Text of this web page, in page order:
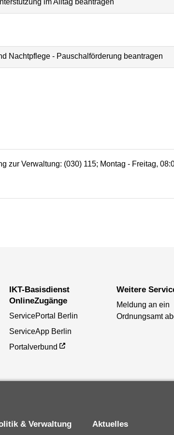
Nachtpflege - Pauschalförderung beantragen
zur Verwaltung: (030) 115; Montag - Freitag,
IKT-Basisdienst
OnlineZugänge
ServicePortal Berlin
ServiceApp Berlin
Portalverbund
Weitere
Meldung an ein
Ordnungsamt
& Verwaltung Aktuelles